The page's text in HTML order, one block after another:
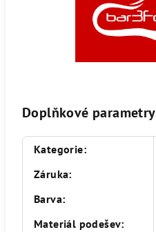
Doplňkové parametry
Kategorie:
Záruka:
Barva:
Materiál podešev: